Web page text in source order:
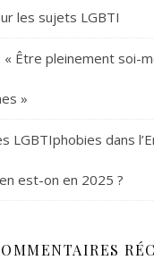
les sujets LGBTI
« Être pleinement soi-
»
LGBTIphobies dans
est-on en 2025 ?